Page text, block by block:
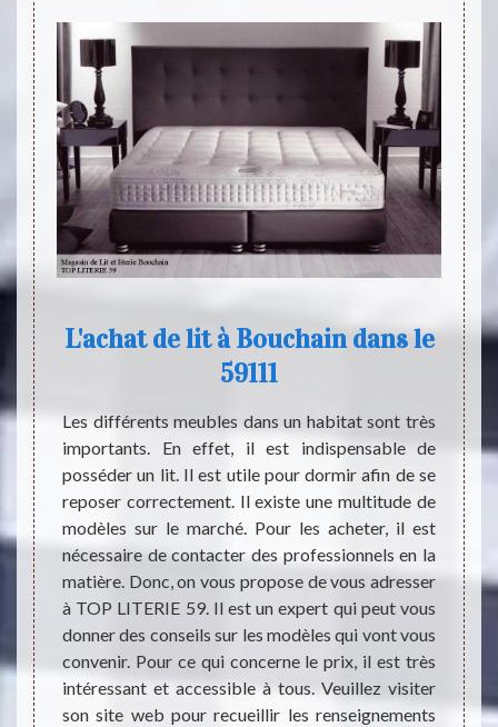
la
pour
de
vous
la
L'achat de lit à Bouchain dans le
59111
Les différents meubles dans un habitat sont très
importants. En effet, il est indispensable de
posséder un lit. Il est utile pour dormir afin de se
reposer correctement. Il existe une multitude de
modèles sur le marché. Pour les acheter, il est
nécessaire de contacter des professionnels en la
matière. Donc, on vous propose de vous adresser
à TOP LITERIE 59. Il est un expert qui peut vous
donner des conseils sur les modèles qui vont vous
convenir. Pour ce qui concerne le prix, il est très
intéressant et accessible à tous. Veuillez visiter
son site web pour recueillir les renseignements
Le
pas
le
soit